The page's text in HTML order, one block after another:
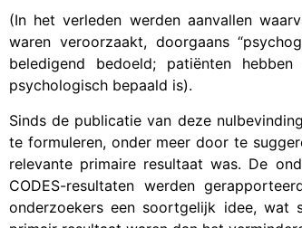
(In het verleden werden aanvallen
waren veroorzaakt, doorgaans
beledigend bedoeld; patiënten
psychologisch bepaald is).
Sinds de publicatie van deze
te formuleren, onder meer door te
relevante primaire resultaat was. De
CODES-resultaten werden
onderzoekers een soortgelijk idee, wat